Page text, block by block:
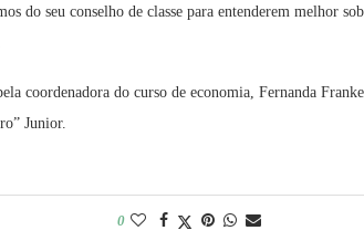
do seu conselho de classe para entenderem melhor
coordenadora do curso de economia, Fernanda
Junior.
0